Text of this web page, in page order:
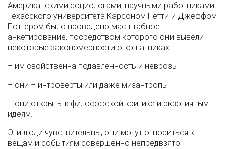
Американскими социологами, научными работниками
Техасского университета Карсоном Петти и Джеффом
Поттером было проведено масштабное
анкетирование, посредством которого они вывели
некоторые закономерности о кошатниках:
– им свойственна подавленность и неврозы
– они – интроверты или даже мизантропы
– они открыты к философской критике и экзотичным
идеям.
Эти люди чувствительны; они могут относиться к
вещам и событиям совершенно непредвзято.